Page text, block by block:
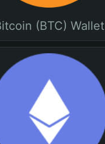
(BTC) Wallet